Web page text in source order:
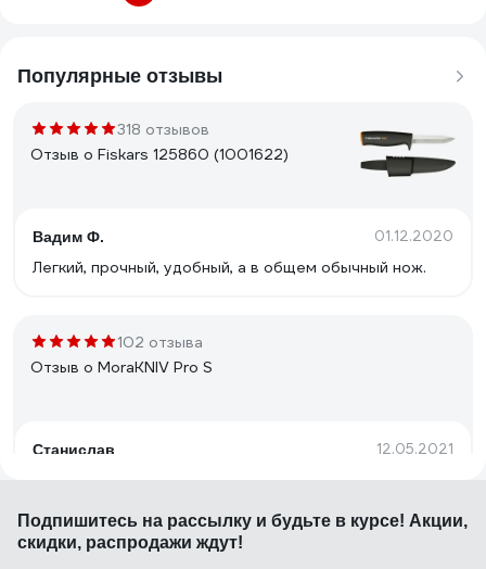
Популярные отзывы
318 отзывов
Отзыв о Fiskars 125860 (1001622)
Вадим Ф. 01.12.2020
Легкий, прочный, удобный, а в общем обычный нож.
102 отзыва
Отзыв о MoraKNIV Pro S
Станислав 12.05.2021
Цена. Качество. Заточка отличная. Отличные ножны.
93 отзыва
Подпишитесь на рассылку и будьте в курсе! Акции,
скидки, распродажи ждут!